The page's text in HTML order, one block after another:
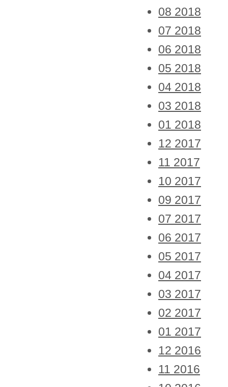
08 2018
07 2018
06 2018
05 2018
04 2018
03 2018
01 2018
12 2017
11 2017
10 2017
09 2017
07 2017
06 2017
05 2017
04 2017
03 2017
02 2017
01 2017
12 2016
11 2016